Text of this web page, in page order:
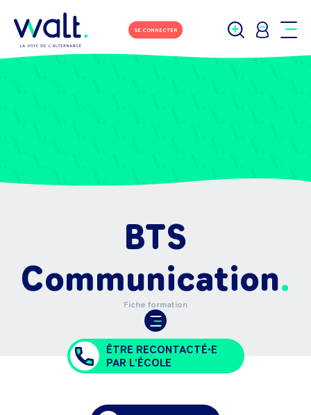
SE CONNECTER
BTS
Communication
Fiche formation
ÊTRE RECONTACTÉ•E
PAR L'ÉCOLE